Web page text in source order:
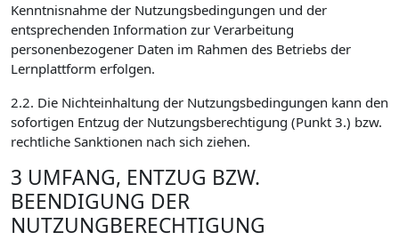
Kenntnisnahme der Nutzungsbedingungen und der
entsprechenden Information zur Verarbeitung
personenbezogener Daten im Rahmen des Betriebs der
Lernplattform erfolgen.
2.2. Die Nichteinhaltung der Nutzungsbedingungen kann den
sofortigen Entzug der Nutzungsberechtigung (Punkt 3.) bzw.
rechtliche Sanktionen nach sich ziehen.
3 UMFANG, ENTZUG BZW.
BEENDIGUNG DER
NUTZUNGBERECHTIGUNG